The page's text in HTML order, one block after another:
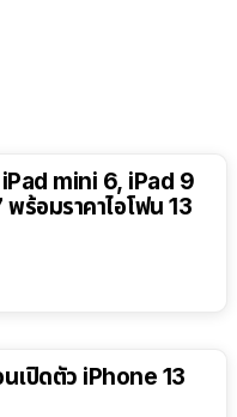
mini 6, iPad 9
ร้อมราคาไอโฟน 13
เปิดตัว iPhone 13